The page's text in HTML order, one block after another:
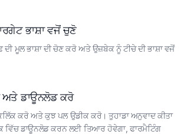
ਭਾਸ਼ਾ ਵਜੋਂ ਚੁਣੋ
ਮੂਲ ਭਾਸ਼ਾ ਦੀ ਚੋਣ ਕਰੋ ਅਤੇ ਉਜ਼ਬੇਕ ਨੂੰ ਟੀਚੇ ਦੀ ਭਾਸ਼ਾ ਵਜੋਂ
ਅਤੇ ਡਾਊਨਲੋਡ ਕਰੋ
ਕਰੋ ਅਤੇ ਕੁਝ ਪਲ ਉਡੀਕ ਕਰੋ। ਤੁਹਾਡਾ ਅਨੁਵਾਦ ਕੀਤਾ
ਵਿੱਚ ਡਾਊਨਲੋਡ ਕਰਨ ਲਈ ਤਿਆਰ ਹੋਵੇਗਾ, ਫਾਰਮੈਟਿੰਗ